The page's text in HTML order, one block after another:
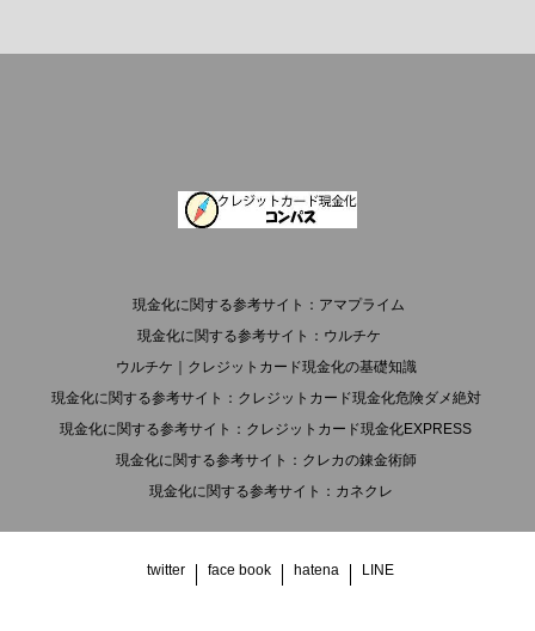
現金化に関する参考サイト：アマプライム
現金化に関する参考サイト：ウルチケ
ウルチケ｜クレジットカード現金化の基礎知識
現金化に関する参考サイト：クレジットカード現金化危険ダメ絶対
現金化に関する参考サイト：クレジットカード現金化EXPRESS
現金化に関する参考サイト：クレカの錬金術師
現金化に関する参考サイト：カネクレ
twitter face book hatena LINE